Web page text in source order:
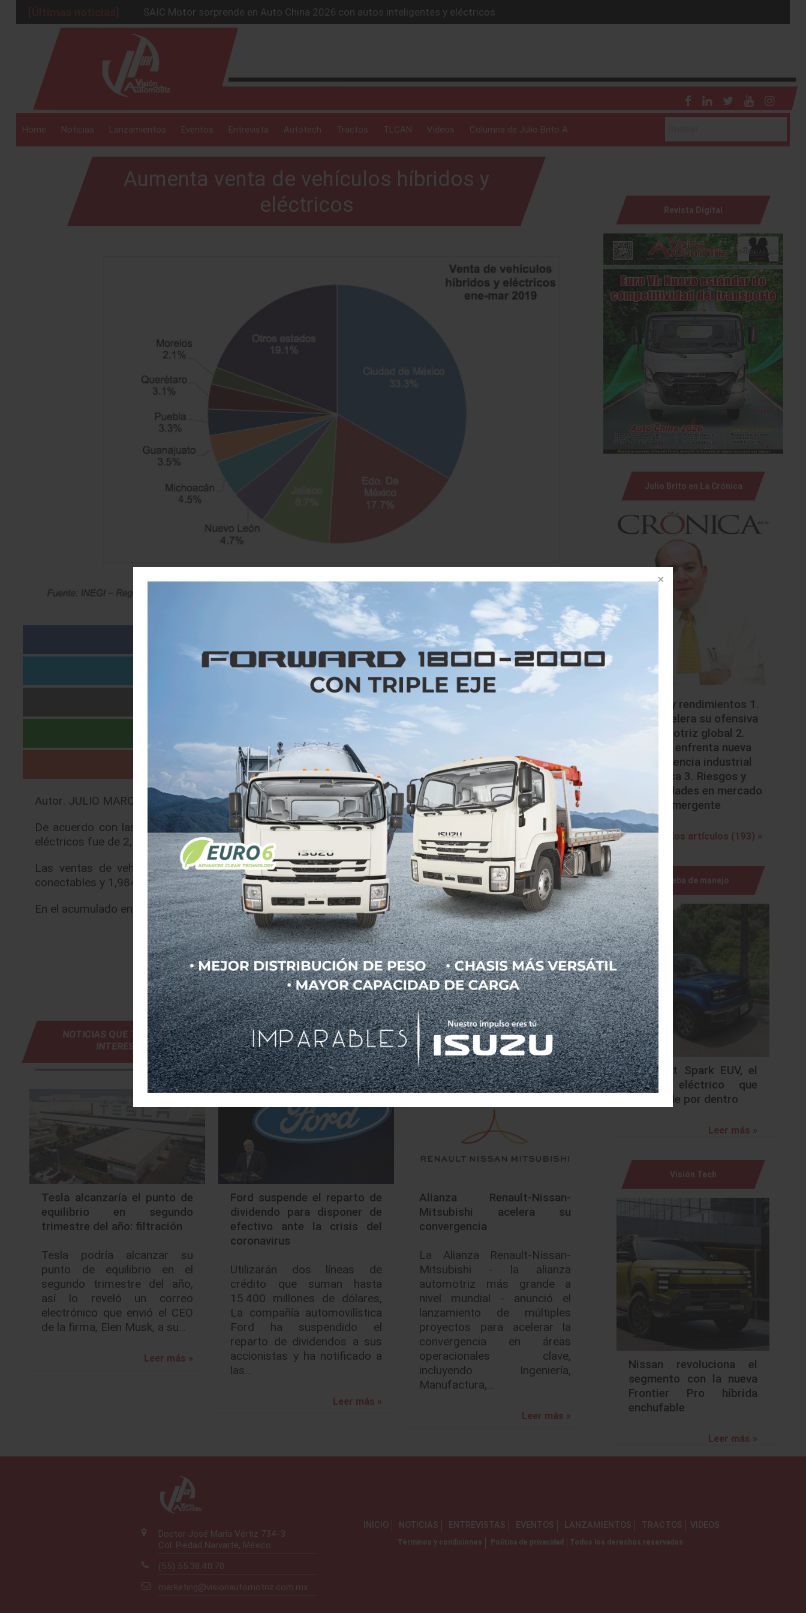
[Últimas noticias]
SAIC Motor sorprende en Auto China 2026 con autos inteligentes y eléctricos
BMW Group alcanza los 2 millones de autos eléctricos y acelera su estrategia global
La Nissan Frontier V6 PRO-4X conquista la Ruta del Oso en México
Kia lanza en México el servicio “59 minutos o gratis” y sacude la postventa automotriz.
GAC sacude México con un SUV híbrido de más de 1,000 km
Home Noticias Lanzamientos Eventos Entrevista Autotech Tractos TLCAN Videos Columna de Julio Brito A.
Aumenta venta de vehículos híbridos y
eléctricos
Twitter
WhatsApp
Autor: JULIO MARCELO BRITO ALVISO | 06/06/2019
De acuerdo con las cifras publicadas por el INEGI, durante marzo 2019 la venta de vehículos híbridos y
eléctricos fue de 2,160 unidades, 64.9% por encima de lo registrado en el tercer mes del 2018.
Las ventas de vehículos híbridos y eléctricos estuvieron compuestas por 18 eléctricos, 158 híbridos
conectables y 1,984 híbridos.
En el acumulado enero – marzo 2019 se comercializaron 5,543 vehículos con estos tipos de tecnologías.
NOTICIAS QUE TE PUEDEN
INTERESAR
Tesla alcanzaría el punto de
equilibrio en segundo
trimestre del año: filtración
Tesla podría alcanzar su
punto de equilibrio en el
segundo trimestre del año,
así lo reveló un correo
electrónico que envió el CEO
de la firma, Elen Musk, a su…
Leer más »
Ford suspende el reparto de
dividendo para disponer de
efectivo ante la crisis del
coronavirus
Utilizarán dos líneas de
crédito que suman hasta
15.400 millones de dólares,
La compañía automovilística
Ford ha suspendido el
reparto de dividendos a sus
accionistas y ha notificado a
las…
Leer más »
Alianza Renault-Nissan-
Mitsubishi acelera su
convergencia
La Alianza Renault-Nissan-
Mitsubishi - la alianza
automotriz más grande a
nivel mundial - anunció el
lanzamiento de múltiples
proyectos para acelerar la
convergencia en áreas
operacionales clave,
incluyendo Ingeniería,
Manufactura,…
Leer más »
Revista Digital
Julio Brito en La Crónica
Riesgos y rendimientos 1.
China acelera su ofensiva
automotriz global 2.
México enfrenta nueva
competencia industrial
asiática 3. Riesgos y
oportunidades en mercado
emergente
Ver todos los artículos (193) »
Prueba de manejo
Chevrolet Spark EUV, el
urbano eléctrico que
sorprende por dentro
Leer más »
Visión Tech
Nissan revoluciona el
segmento con la nueva
Frontier Pro híbrida
enchufable
Leer más »
Doctor José María Vértiz 734-3
Col. Piedad Narvarte, México
(55) 55.38.40.70
marketing@visionautomotriz.com.mx
INICIO NOTICIAS ENTREVISTAS EVENTOS LANZAMIENTOS TRACTOS VIDEOS
Términos y condiciones Política de privacidad Todos los derechos reservados